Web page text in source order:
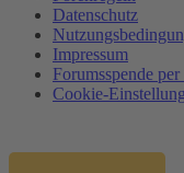
Datenschutz
Impressum
Forumsspende per
Cookie-